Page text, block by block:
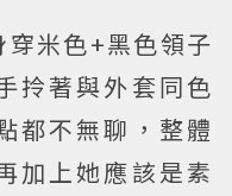
米色+黑色領子
拎著與外套同色
都不無聊，整體
加上她應該是素